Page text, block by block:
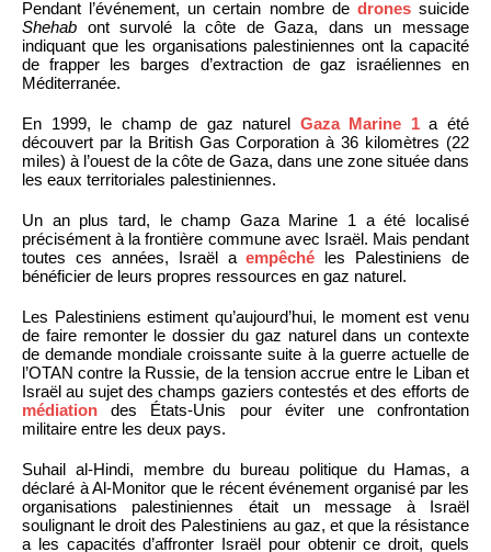
Pendant l’événement, un certain nombre de dronessuicide
Shehab ont survolé la côte de Gaza, dans un message
indiquant que les organisations palestiniennes ont la capacité
de frapper les barges d’extraction de gaz israéliennes en
Méditerranée.
En 1999, le champ de gaz naturel Gaza Marine 1a été
découvert par la British Gas Corporation à 36 kilomètres (22
miles) à l’ouest de la côte de Gaza, dans une zone située dans
les eaux territoriales palestiniennes.
Un an plus tard, le champ Gaza Marine 1 a été localisé
précisément à la frontière commune avec Israël. Mais pendant
toutes ces années, Israël aempêché les Palestiniens de
bénéficier de leurs propres ressources en gaz naturel.
Les Palestiniens estiment qu’aujourd’hui, le moment est venu
de faire remonter le dossier du gaz naturel dans un contexte
de demande mondiale croissante suite à la guerre actuelle de
l’OTAN contre la Russie, de la tension accrue entre le Liban et
Israël au sujet des champs gaziers contestés et des efforts de
médiation des États-Unis pour éviter une confrontation
militaire entre les deux pays.
Suhail al-Hindi, membre du bureau politique du Hamas, a
déclaré à Al-Monitor que le récent événement organisé par les
organisations palestiniennes était un message à Israël
soulignant le droit des Palestiniens au gaz, et que la résistance
a les capacités d’affronter Israël pour obtenir ce droit, quels